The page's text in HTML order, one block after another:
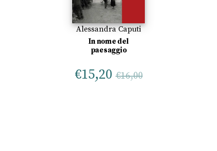
Alessandra Caputi
In nome del
paesaggio
€15,20 €16,00